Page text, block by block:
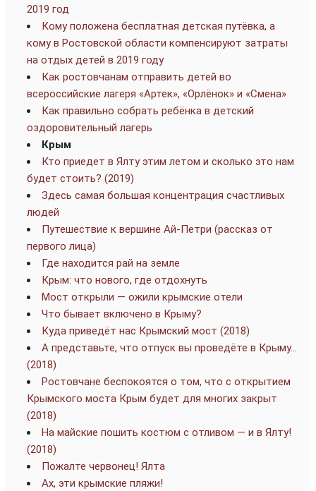
2019 год
Кому положена бесплатная детская путёвка, а
кому в Ростовской области компенсируют затраты
на отдых детей в 2019 году
Как ростовчанам отправить детей во
всероссийские лагеря «Артек», «Орлёнок» и «Смена»
Как правильно собрать ребёнка в детский
оздоровительный лагерь
Крым
Кто приедет в Ялту этим летом и сколько это нам
будет стоить? (2019)
Здесь самая большая концентрация счастливых
людей
Путешествие к вершине Ай-Петри (рассказ от
первого лица)
Где находится рай на земле
Крым: что нового, где отдохнуть
Мост открыли — ожили крымские отели
Что бывает включено в Крыму?
Куда приведёт нас Крымский мост (2018)
А представьте, что отпуск вы проведёте в Крыму…
(2018)
Ростовчане беспокоятся о том, что с открытием
Крымского моста Крым будет для многих закрыт
(2018)
На майские пошить костюм с отливом — и в Ялту!
(2018)
Пожалте червонец! Ялта
Ах, эти крымские пляжи!